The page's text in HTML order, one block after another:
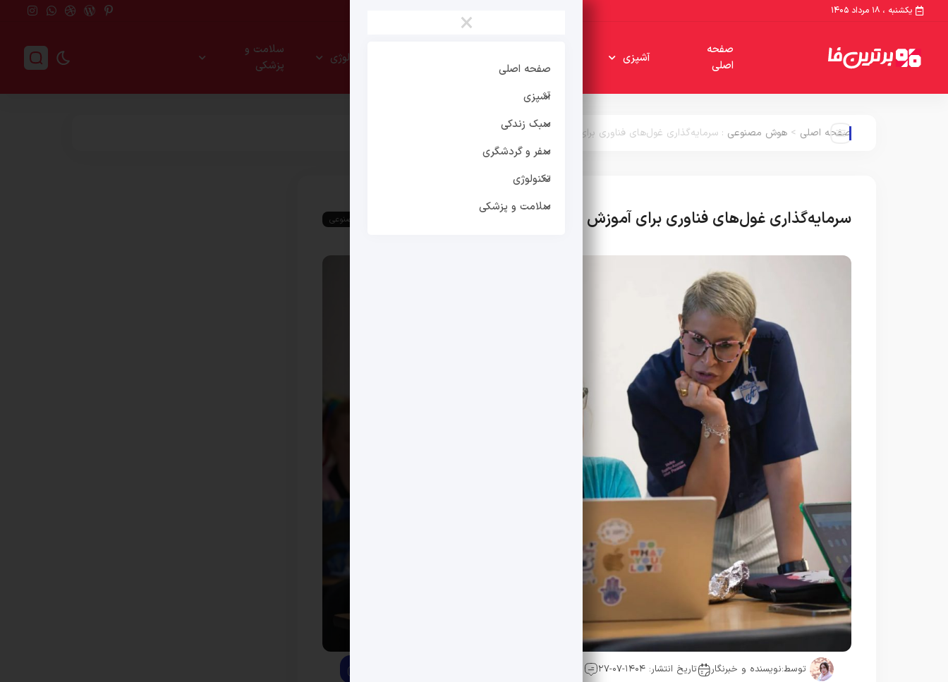
یکشنبه ، ۱۸ مرداد ۱۴۰۵
صفحه
اصلی
آشپزی تکنولوژی
سلامت و
پزشکی
×
صفحه اصلی
آشپزی
سبک زندکی
سفر و گردشگری
تکنولوژی
سلامت و پزشکی
صفحه اصلی > هوش مصنوعی : سرمایه‌گذاری غول‌های فناوری برای آموزش هوش مصنوعی به معلمان
سرمایه‌گذاری غول‌های فناوری برای آموزش هوش مصنوعی به معلمان هوش مصنوعی
توسط:نویسنده و خبرنگار تاریخ انتشار: ۱۴۰۴-۰۷-۲۷